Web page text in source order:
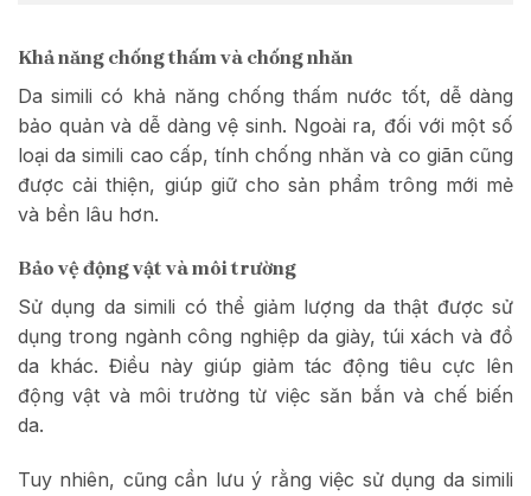
Khả năng chống thấm và chống nhăn
Da simili có khả năng chống thấm nước tốt, dễ dàng
bảo quản và dễ dàng vệ sinh. Ngoài ra, đối với một số
loại da simili cao cấp, tính chống nhăn và co giãn cũng
được cải thiện, giúp giữ cho sản phẩm trông mới mẻ
và bền lâu hơn.
Bảo vệ động vật và môi trường
Sử dụng da simili có thể giảm lượng da thật được sử
dụng trong ngành công nghiệp da giày, túi xách và đồ
da khác. Điều này giúp giảm tác động tiêu cực lên
động vật và môi trường từ việc săn bắn và chế biến
da.
Tuy nhiên, cũng cần lưu ý rằng việc sử dụng da simili